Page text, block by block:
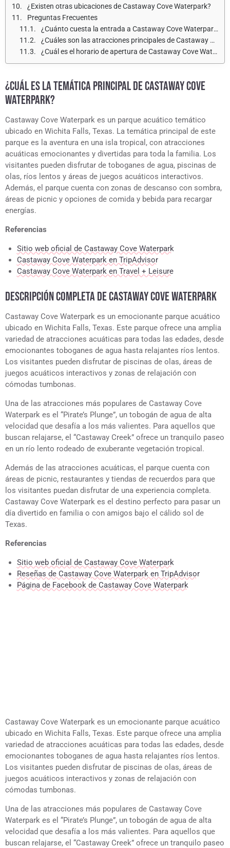
¿Existen otras ubicaciones de Castaway Cove Waterpark?
Preguntas Frecuentes
¿Cuánto cuesta la entrada a Castaway Cove Waterpark?
¿Cuáles son las atracciones principales de Castaway Cove Waterpark?
¿Cuál es el horario de apertura de Castaway Cove Waterpark?
¿CUÁL ES LA TEMÁTICA PRINCIPAL DE CASTAWAY COVE
WATERPARK?
Castaway Cove Waterpark es un parque acuático temático
ubicado en Wichita Falls, Texas. La temática principal de este
parque es la aventura en una isla tropical, con atracciones
acuáticas emocionantes y divertidas para toda la familia. Los
visitantes pueden disfrutar de toboganes de agua, piscinas de
olas, ríos lentos y áreas de juegos acuáticos interactivos.
Además, el parque cuenta con zonas de descanso con sombra,
áreas de picnic y opciones de comida y bebida para recargar
energías.
Referencias
Sitio web oficial de Castaway Cove Waterpark
Castaway Cove Waterpark en TripAdvisor
Castaway Cove Waterpark en Travel + Leisure
DESCRIPCIÓN COMPLETA DE CASTAWAY COVE WATERPARK
Castaway Cove Waterpark es un emocionante parque acuático
ubicado en Wichita Falls, Texas. Este parque ofrece una amplia
variedad de atracciones acuáticas para todas las edades, desde
emocionantes toboganes de agua hasta relajantes ríos lentos.
Los visitantes pueden disfrutar de piscinas de olas, áreas de
juegos acuáticos interactivos y zonas de relajación con
cómodas tumbonas.
Una de las atracciones más populares de Castaway Cove
Waterpark es el “Pirate’s Plunge”, un tobogán de agua de alta
velocidad que desafía a los más valientes. Para aquellos que
buscan relajarse, el “Castaway Creek” ofrece un tranquilo paseo
en un río lento rodeado de exuberante vegetación tropical.
Además de las atracciones acuáticas, el parque cuenta con
áreas de picnic, restaurantes y tiendas de recuerdos para que
los visitantes puedan disfrutar de una experiencia completa.
Castaway Cove Waterpark es el destino perfecto para pasar un
día divertido en familia o con amigos bajo el cálido sol de
Texas.
Referencias
Sitio web oficial de Castaway Cove Waterpark
Reseñas de Castaway Cove Waterpark en TripAdvisor
Página de Facebook de Castaway Cove Waterpark
Castaway Cove Waterpark es un emocionante parque acuático
ubicado en Wichita Falls, Texas. Este parque ofrece una amplia
variedad de atracciones acuáticas para todas las edades, desde
emocionantes toboganes de agua hasta relajantes ríos lentos.
Los visitantes pueden disfrutar de piscinas de olas, áreas de
juegos acuáticos interactivos y zonas de relajación con
cómodas tumbonas.
Una de las atracciones más populares de Castaway Cove
Waterpark es el “Pirate’s Plunge”, un tobogán de agua de alta
velocidad que desafía a los más valientes. Para aquellos que
buscan relajarse, el “Castaway Creek” ofrece un tranquilo paseo